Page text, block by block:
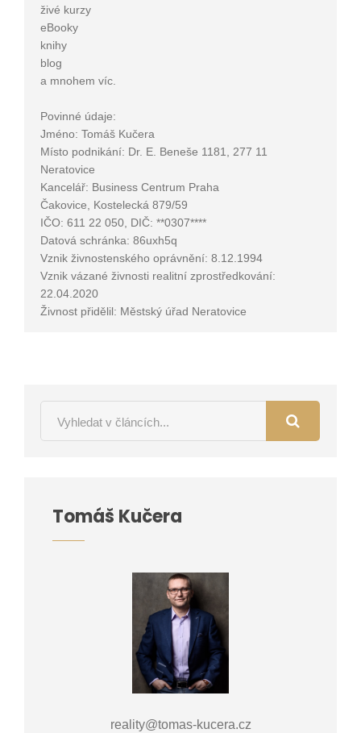
živé kurzy
eBooky
knihy
blog
a mnohem víc.
Povinné údaje:
Jméno: Tomáš Kučera
Místo podnikání: Dr. E. Beneše 1181, 277 11
Neratovice
Kancelář: Business Centrum Praha
Čakovice, Kostelecká 879/59
IČO: 611 22 050, DIČ: **0307****
Datová schránka: 86uxh5q
Vznik živnostenského oprávnění: 8.12.1994
Vznik vázané živnosti realitní zprostředkování:
22.04.2020
Živnost přidělil: Městský úřad Neratovice
Tomáš Kučera
reality@tomas-kucera.cz